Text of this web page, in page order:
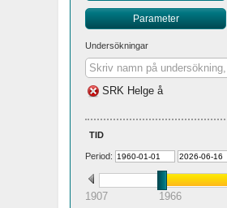
Parameter
Undersökningar
SRK Helge å
tid
Period:
1907 1966